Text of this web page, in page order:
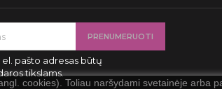
cookies). Toliau naršydami svetainėje
pašto adresas būtų
tikslams.